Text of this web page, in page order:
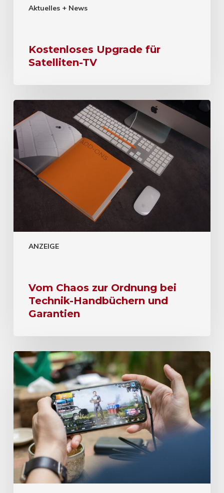
Aktuelles + News
Kostenloses Upgrade für
Satelliten-TV
ANZEIGE
Vom Chaos zur Ordnung bei
Technik-Handbüchern und
Garantien